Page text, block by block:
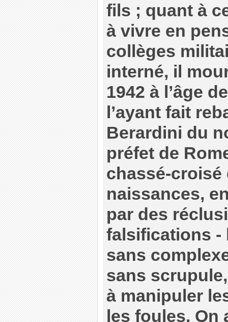
fils ; quant à
à vivre en
collèges
interné, il
1942 à l’âge
l’ayant fait
Berardini du
préfet de
chassé-croisé
naissances,
par des
falsifications -
sans
sans
à manipuler
les foules. On